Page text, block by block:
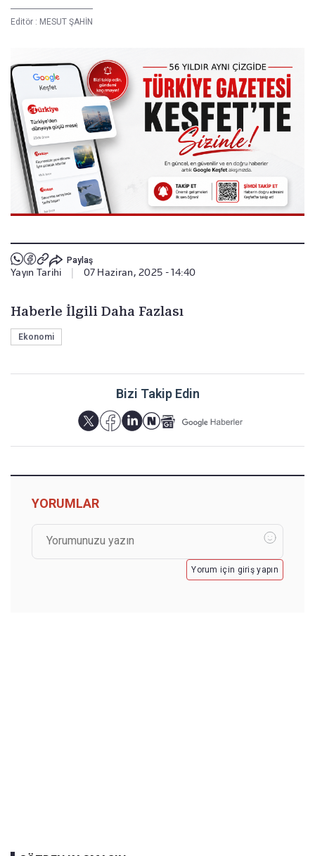
Editör : MESUT ŞAHİN
Paylaş
Yayın Tarihi 07 Haziran, 2025 - 14:40
Haberle İlgili Daha Fazlası
Ekonomi
Bizi Takip Edin
YORUMLAR
Yorum için giriş yapın